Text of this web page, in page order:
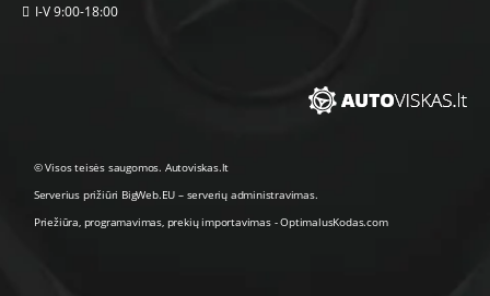
I-V 9:00-18:00
© Visos teisės saugomos. Autoviskas.lt
Serverius prižiūri BigWeb.EU – serverių administravimas.
Priežiūra, programavimas prekių importavimas-OptimalusKodas.com